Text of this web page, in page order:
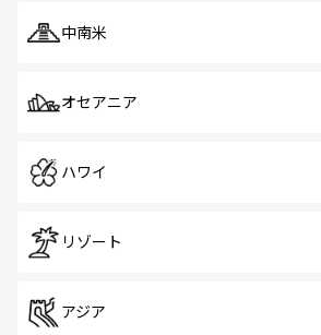
中南米
オセアニア
ハワイ
リゾート
アジア